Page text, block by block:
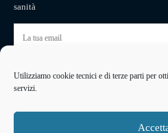
Utilizziamo cookie tecnici e di terze parti per
servizi.
sanità
Pubblicità
La tua pubblicità